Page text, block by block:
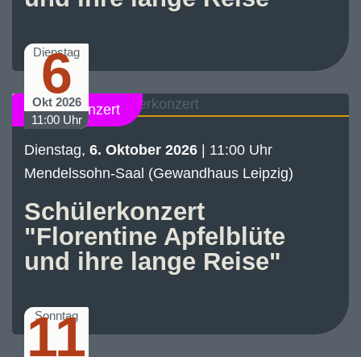
Schülerkonzert
Dienstag
6
Okt 2026
11:00 Uhr
Dienstag, 6. Oktober 2026 | 11:00 Uhr
Mendelssohn-Saal (Gewandhaus Leipzig)
Schülerkonzert
"Florentine Apfelblüte
und ihre lange Reise"
Sonntag
11